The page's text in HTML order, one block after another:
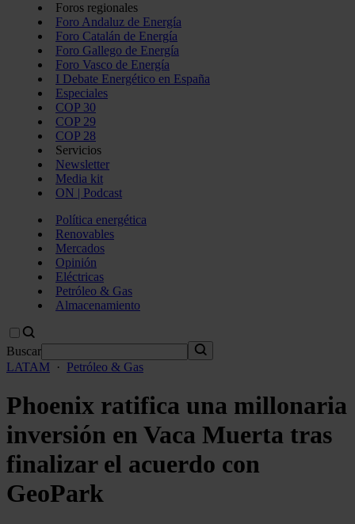
Foros regionales
Foro Andaluz de Energía
Foro Catalán de Energía
Foro Gallego de Energía
Foro Vasco de Energía
I Debate Energético en España
Especiales
COP 30
COP 29
COP 28
Servicios
Newsletter
Media kit
ON | Podcast
Política energética
Renovables
Mercados
Opinión
Eléctricas
Petróleo & Gas
Almacenamiento
Buscar
LATAM · Petróleo & Gas
Phoenix ratifica una millonaria
inversión en Vaca Muerta tras
finalizar el acuerdo con
GeoPark